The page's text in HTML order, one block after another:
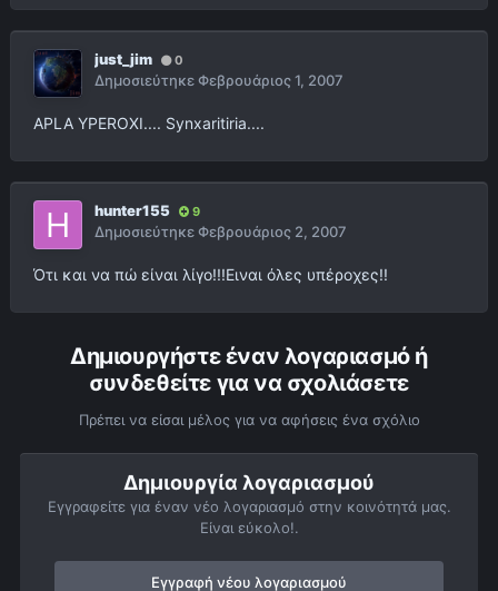
just_jim 0
ΔημοσιεύτηκεΦεβρουάριος 1, 2007
APLA YPEROXI.... Synxaritiria....
hunter155 9
ΔημοσιεύτηκεΦεβρουάριος 2, 2007
Ότι και να πώ είναι λίγο!!!Ειναι όλες υπέροχες!!
Δημιουργήστε έναν λογαριασμό ή
συνδεθείτε για να σχολιάσετε
Πρέπει να είσαι μέλος για να αφήσεις ένα σχόλιο
Δημιουργία λογαριασμού
Εγγραφείτε για έναν νέο λογαριασμό στην κοινότητά μας.
Είναι εύκολο!.
Εγγραφή νέου λογαριασμού